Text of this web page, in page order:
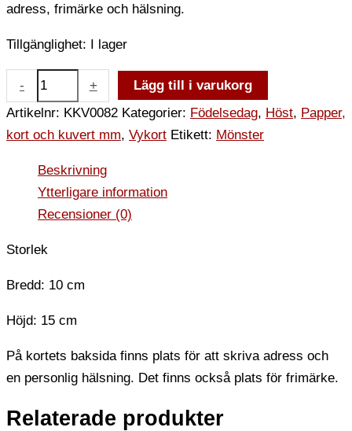
adress, frimärke och hälsning.
Tillgänglighet: I lager
- +
Lägg till i varukorg
Artikelnr: KKV0082 Kategorier: Födelsedag, Höst, Papper,
kort och kuvert mm, Vykort Etikett: Mönster
Beskrivning
Ytterligare information
Recensioner (0)
Storlek
Bredd: 10 cm
Höjd: 15 cm
På kortets baksida finns plats för att skriva adress och
en personlig hälsning. Det finns också plats för frimärke.
Relaterade produkter